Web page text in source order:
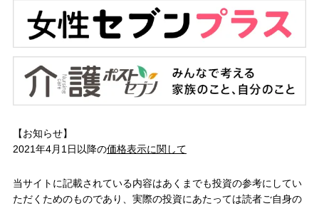
【お知らせ】
2021年4月1日以降の価格表示に関して
当サイトに記載されている内容はあくまでも投資の参考にしてい
ただくためのものであり、実際の投資にあたっては読者ご自身の